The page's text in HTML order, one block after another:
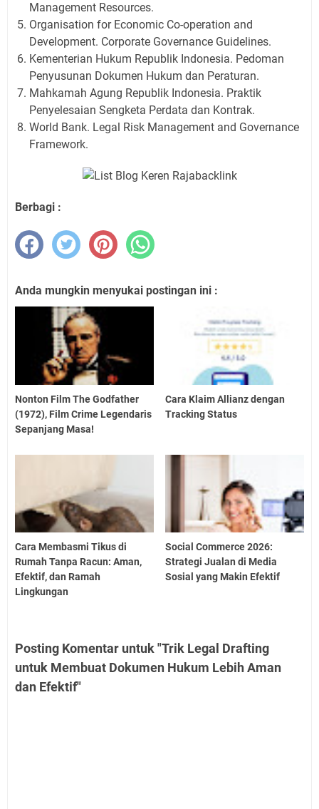
Management Resources.
Organisation for Economic Co-operation and
Development. Corporate Governance Guidelines.
Kementerian Hukum Republik Indonesia. Pedoman
Penyusunan Dokumen Hukum dan Peraturan.
Mahkamah Agung Republik Indonesia. Praktik
Penyelesaian Sengketa Perdata dan Kontrak.
World Bank. Legal Risk Management and Governance
Framework.
Berbagi :
Anda mungkin menyukai postingan ini :
Nonton Film The Godfather
(1972), Film Crime Legendaris
Sepanjang Masa!
Cara Klaim Allianz dengan
Tracking Status
Cara Membasmi Tikus di
Rumah Tanpa Racun: Aman,
Efektif, dan Ramah
Lingkungan
Social Commerce 2026:
Strategi Jualan di Media
Sosial yang Makin Efektif
Posting Komentar untuk "Trik Legal Drafting
untuk Membuat Dokumen Hukum Lebih Aman
dan Efektif"